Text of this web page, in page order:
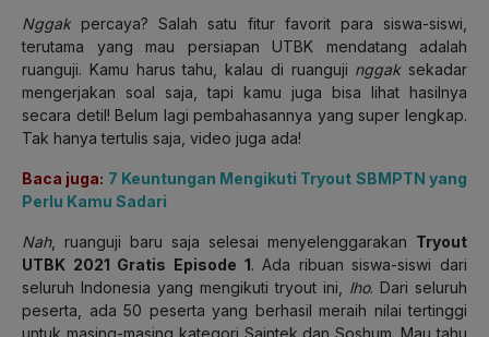
Nggak percaya? Salah satu fitur favorit para siswa-siswi,
terutama yang mau persiapan UTBK mendatang adalah
ruanguji. Kamu harus tahu, kalau di ruanguji nggaksekadar
mengerjakan soal saja, tapi kamu juga bisa lihat hasilnya
secara detil! Belum lagi pembahasannya yang super lengkap.
Tak hanya tertulis saja, video juga ada!
Baca juga: 7 Keuntungan Mengikuti Tryout SBMPTN yang
Perlu Kamu Sadari
Nah, ruanguji baru saja selesai menyelenggarakan Tryout
UTBK 2021 Gratis Episode 1. Ada ribuan siswa-siswi dari
seluruh Indonesia yang mengikuti tryout ini, lho. Dari seluruh
peserta, ada 50 peserta yang berhasil meraih nilai tertinggi
untuk masing-masing kategori Saintek dan Soshum. Mau tahu